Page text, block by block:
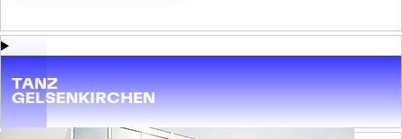
TANZ
GELSENKIRCHEN